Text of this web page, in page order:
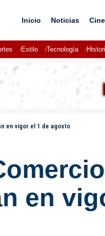
Inicio Noticias Cine
Estilo Tecnología
en vigor el 1 de agosto
en